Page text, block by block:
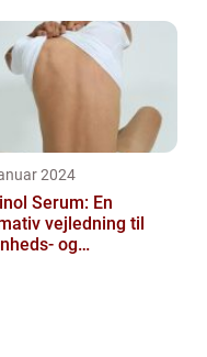
2024
Serum: En
vejledning til
og